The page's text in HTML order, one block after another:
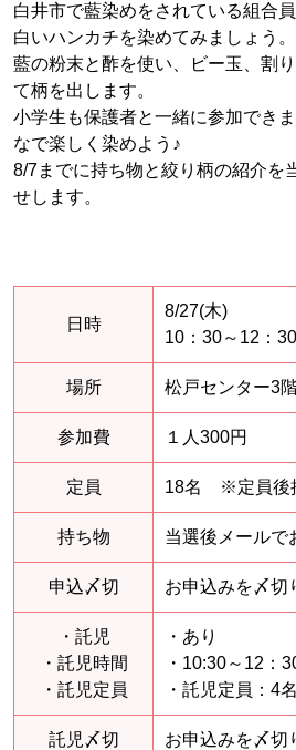
白井市で藍染めをされている組合
白いハンカチを染めてみましょう。
藍の粉末と酢を使い、ビー玉、割
て柄を出します。
小学生も保護者と一緒に参加でき
なで楽しく染めよう♪
8/7までに持ち物と絞り柄の紹介を
せします。
日時
8/27(木)
10：30～12：30
場所 松戸センター3
参加費 １人300円
定員 18名 ※定員後
持ち物 当選後メールで
申込〆切 お申込みを〆切
・託児
・託児時間
・託児定員
・あり
・10:30～12：
・託児定員：4名
託児〆切 お申込みを〆切